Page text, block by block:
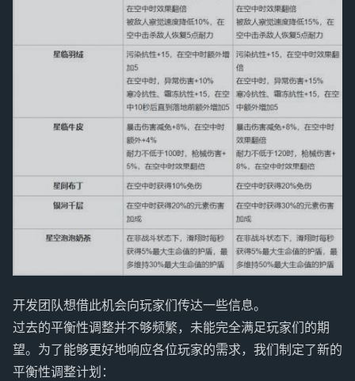
开发团队想借此机会向玩家们传达一些信息。
过去的平衡性调整并不够频繁，未能完全满足玩家们的期
望。为了能够更好地响应各位玩家的需求，我们制定了新的
平衡性调整计划：